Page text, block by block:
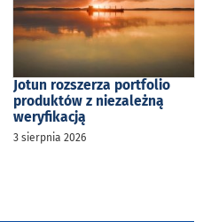
Jotun rozszerza portfolio
produktów z niezależną
weryfikacją
3 sierpnia 2026